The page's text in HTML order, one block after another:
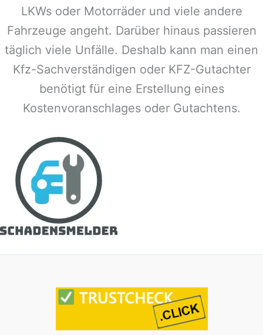
LKWs oder Motorräder und viele andere
Fahrzeuge angeht. Darüber hinaus passieren
täglich viele Unfälle. Deshalb kann man einen
Kfz-Sachverständigen oder KFZ-Gutachter
benötigt für eine Erstellung eines
Kostenvoranschlages oder Gutachtens.